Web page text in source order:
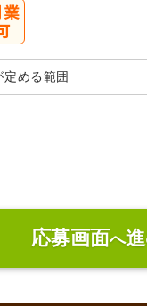
定める範囲
応募画面へ